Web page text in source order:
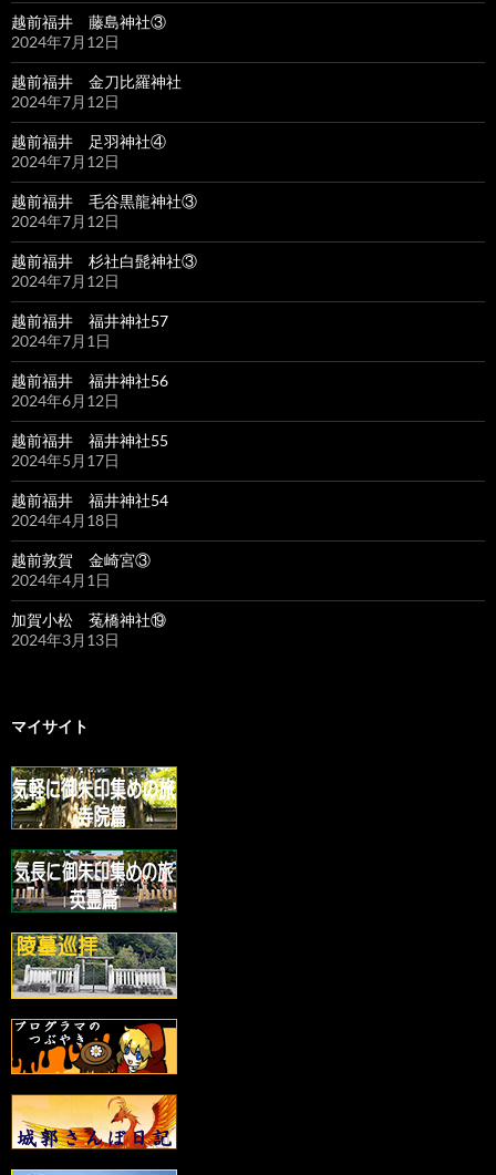
越前福井 藤島神社③
2024年7月12日
越前福井 金刀比羅神社
2024年7月12日
越前福井 足羽神社④
2024年7月12日
越前福井 毛谷黒龍神社③
2024年7月12日
越前福井 杉社白髭神社③
2024年7月12日
越前福井 福井神社57
2024年7月1日
越前福井 福井神社56
2024年6月12日
越前福井 福井神社55
2024年5月17日
越前福井 福井神社54
2024年4月18日
越前敦賀 金崎宮③
2024年4月1日
加賀小松 菟橋神社⑲
2024年3月13日
マイサイト